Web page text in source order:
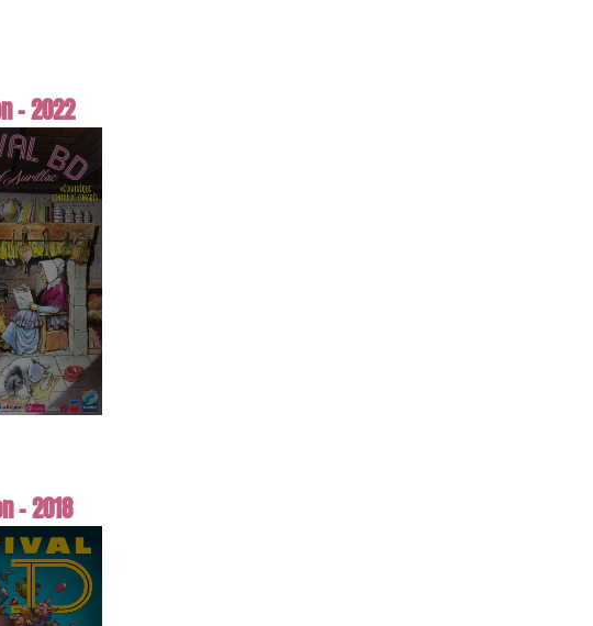
- 2022
- 2018